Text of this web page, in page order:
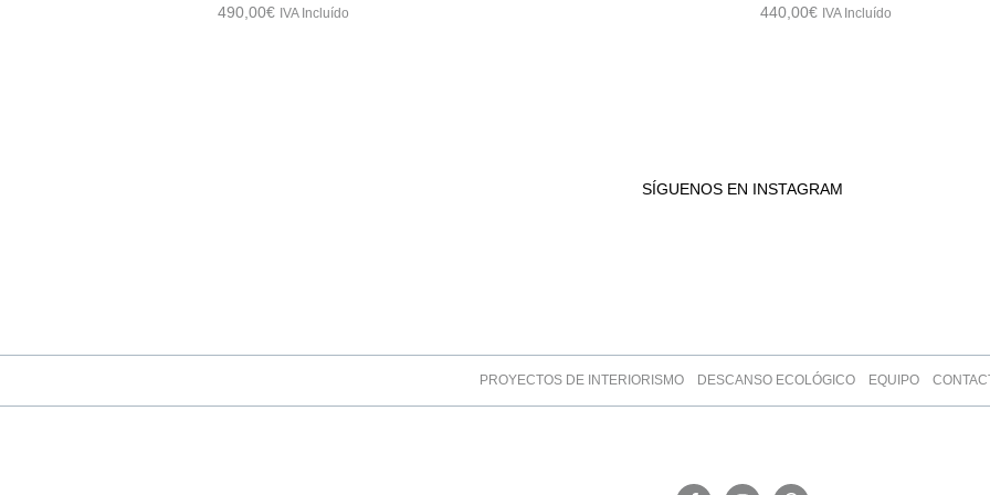
490,00€ IVA Incluído 440,00€ IVA Incluído
SÍGUENOS EN INSTAGRAM
PROYECTOS DE INTERIORISMO DESCANSO ECOLÓGICO EQUIPO